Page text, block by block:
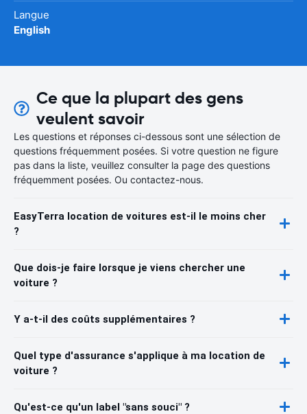
Langue
English
Ce que la plupart des gens
veulent savoir
Les questions et réponses ci-dessous sont une sélection de
questions fréquemment posées. Si votre question ne figure
pas dans la liste, veuillez consulter la page des questions
fréquemment posées. Ou contactez-nous.
EasyTerra location de voitures est-il le moins cher
?
Que dois-je faire lorsque je viens chercher une
voiture ?
Y a-t-il des coûts supplémentaires ?
Quel type d'assurance s'applique à ma location de
voiture ?
Qu'est-ce qu'un label "sans souci" ?